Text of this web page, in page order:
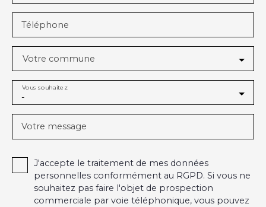
Téléphone
Votre commune
-
Vous souhaitez
Votre message
J'accepte le traitement de mes données
personnelles conformément au RGPD. Si vous ne
souhaitez pas faire l'objet de prospection
commerciale par voie téléphonique, vous pouvez